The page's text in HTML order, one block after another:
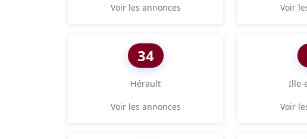
Voir les annonces Voir
34
Hérault
Voir les annonces
Ille-
Voir